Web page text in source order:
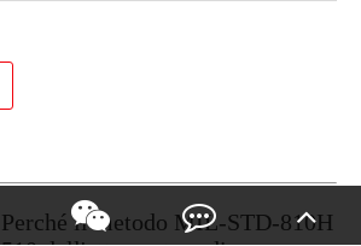
Perché il metodo MIL-STD-810H